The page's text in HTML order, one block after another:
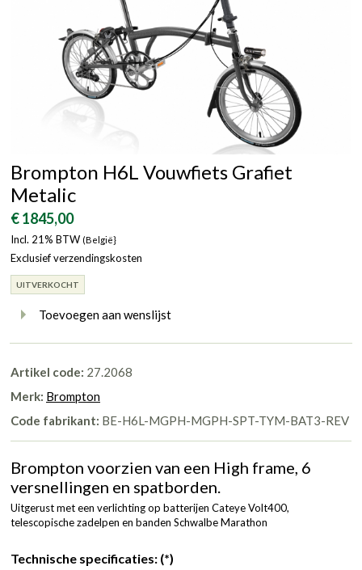
Brompton H6L Vouwfiets Grafiet
Metalic
€ 1845,00
Incl. 21% BTW (België}
Exclusief verzendingskosten
UITVERKOCHT
Toevoegen aan wenslijst
Artikel code: 27.2068
Merk: Brompton
Code fabrikant: BE-H6L-MGPH-MGPH-SPT-TYM-BAT3-REV
Brompton voorzien van een High frame, 6
versnellingen en spatborden.
Uitgerust met een verlichting op batterijen Cateye Volt400,
telescopische zadelpen en banden Schwalbe Marathon
Technische specificaties: (*)